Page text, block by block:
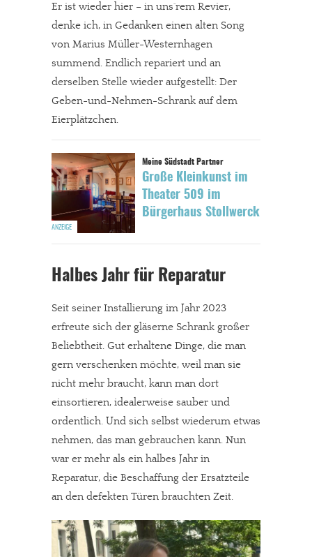
Er ist wieder hier – in uns´rem Revier,
denke ich, in Gedanken einen alten Song
von Marius Müller-Westernhagen
summend. Endlich repariert und an
derselben Stelle wieder aufgestellt: Der
Geben-und-Nehmen-Schrank auf dem
Eierplätzchen.
Große Kleinkunst im
Theater 509 im
Bürgerhaus Stollwerck
Halbes Jahr für Reparatur
Seit seiner Installierung im Jahr 2023
erfreute sich der gläserne Schrank großer
Beliebtheit. Gut erhaltene Dinge, die man
gern verschenken möchte, weil man sie
nicht mehr braucht, kann man dort
einsortieren, idealerweise sauber und
ordentlich. Und sich selbst wiederum etwas
nehmen, das man gebrauchen kann. Nun
war er mehr als ein halbes Jahr in
Reparatur, die Beschaffung der Ersatzteile
an den defekten Türen brauchten Zeit.